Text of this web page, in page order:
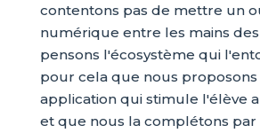
contentons pas de mettre un
numérique entre les mains
pensons l'écosystème qui
pour cela que nous proposons
application qui stimule l'élève
et que nous la complétons par